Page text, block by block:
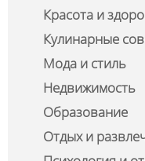
Красота и
Кулинарные
Мода и стиль
Недвижимость
Образование
Отдых и